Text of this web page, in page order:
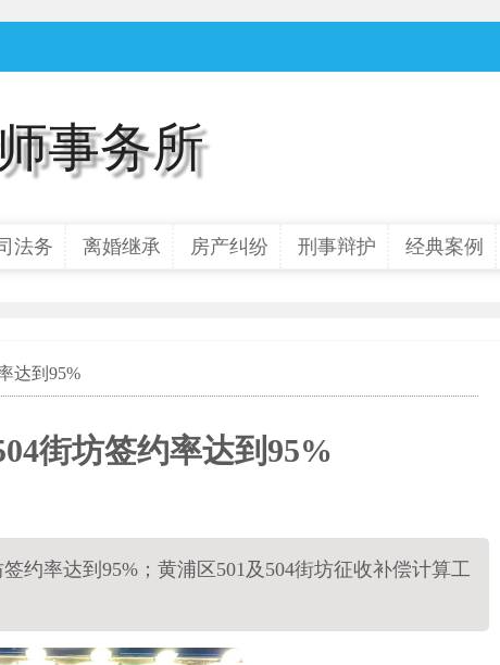
事务所
法务 离婚继承 房产纠纷 刑事辩护 经典案例
达到95%
街坊签约率达到95%
约率达到95%；黄浦区501及504街坊征收补偿计算工